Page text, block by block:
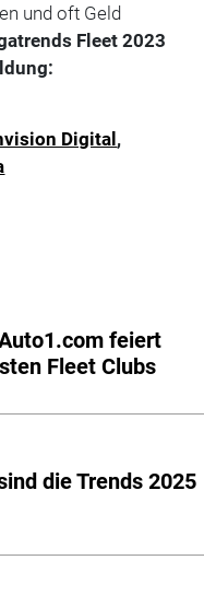
und oft Geld
Fleet 2023
Digital,
feiert
Fleet Clubs
die Trends 2025